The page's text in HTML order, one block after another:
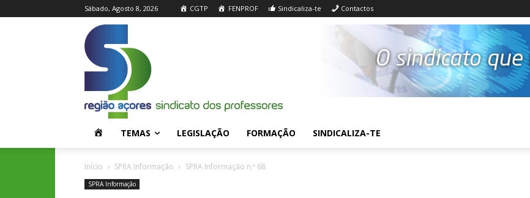
Sábado, Agosto 8, 2026 CGTP FENPROF Sindicaliza-te Contactos
M
TEMAS LEGISLAÇÃO FORMAÇÃO SINDICALIZA-TE
Início SPRA Informação SPRA Informação n.º 68
SPRA Informação